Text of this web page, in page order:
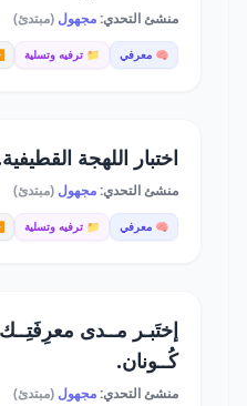
منشئ التحدي:مجهول (مبتدئ)
🧠 معرفي 📁 ترفيه وتسلية
اختبار اللهجة
منشئ التحدي:مجهول (مبتدئ)
🧠 معرفي 📁 ترفيه وتسلية
إختَبـر مــدى
كُــونان.
منشئ التحدي:مجهول (مبتدئ)